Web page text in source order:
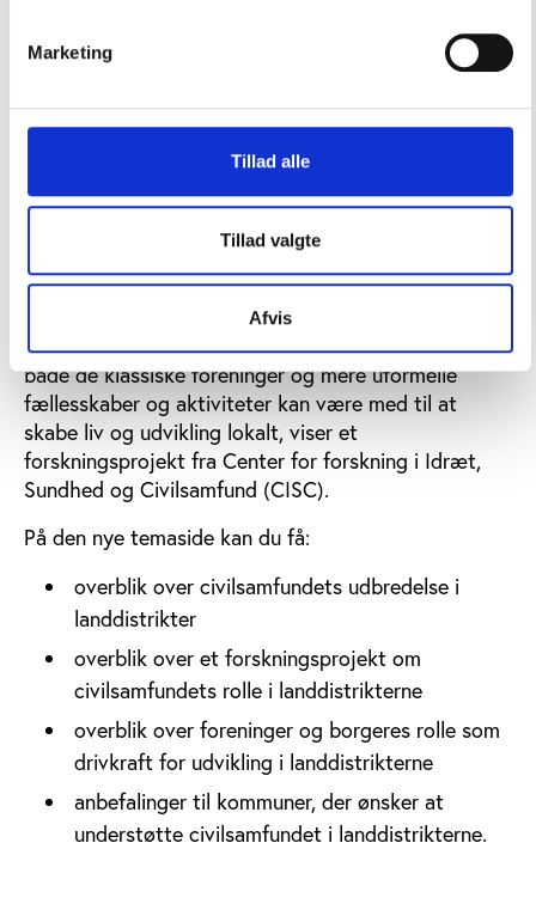
Marketing
Tillad alle
Tillad valgte
Afvis
landdistrikter
Danmark forandrer sig markant i disse år. Flere
skoler, børnehaver og ældrecentre bliver samlet i
færre, centrale enheder.
Det rammer især landdistrikterne, hvor butikker og
små virksomheder lukker, og folk flytter væk. Men
her kan civilsamfundet spille en vigtig rolle, hvor
både de klassiske foreninger og mere uformelle
fællesskaber og aktiviteter kan være med til at
skabe liv og udvikling lokalt, viser et
forskningsprojekt fra Center for forskning i Idræt,
Sundhed og Civilsamfund (CISC).
På den nye temaside kan du få:
overblik over civilsamfundets udbredelse i
landdistrikter
overblik over et forskningsprojekt om
civilsamfundets rolle i landdistrikterne
overblik over foreninger og borgeres rolle som
drivkraft for udvikling i landdistrikterne
anbefalinger til kommuner, der ønsker at
understøtte civilsamfundet i landdistrikterne.